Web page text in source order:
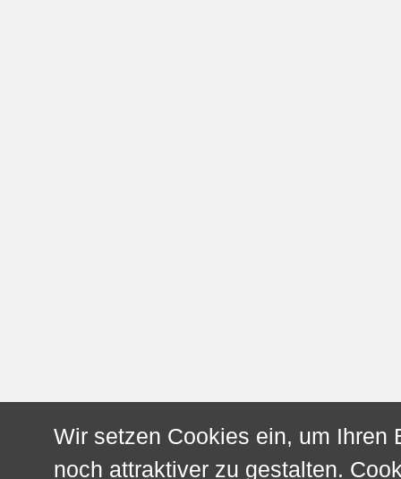
Wir setzen Cookies ein, um Ihren
noch attraktiver zu gestalten.